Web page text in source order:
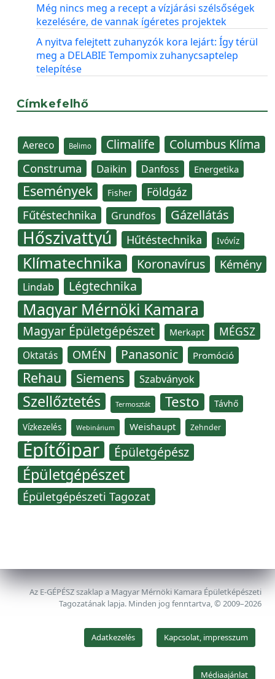
Még nincs meg a recept a vízjárási szélsőségek
kezelésére, de vannak ígéretes projektek
A nyitva felejtett zuhanyzók kora lejárt: Így térül
meg a DELABIE Tempomix zuhanycsaptelep
telepítése
Címkefelhő
Aereco Belimo Climalife Columbus Klíma
Construma Daikin Danfoss Energetika
Események Fisher Földgáz
Fűtéstechnika Grundfos Gázellátás
Hőszivattyú Hűtéstechnika Ivóvíz
Klímatechnika Koronavírus Kémény
Lindab Légtechnika
Magyar Mérnöki Kamara
Magyar Épületgépészet Merkapt MÉGSZ
Oktatás OMÉN Panasonic Promóció
Rehau Siemens Szabványok
Szellőztetés Termosztát Testo Távhő
Vízkezelés Webinárium Weishaupt Zehnder
Építőipar Épületgépész
Épületgépészet
Épületgépészeti Tagozat
Az E-GÉPÉSZ szaklap a Magyar Mérnöki Kamara Épületképészeti
Tagozatának lapja. Minden jog fenntartva, © 2009–2026
Adatkezelés Kapcsolat, impresszum
Médiaajánlat